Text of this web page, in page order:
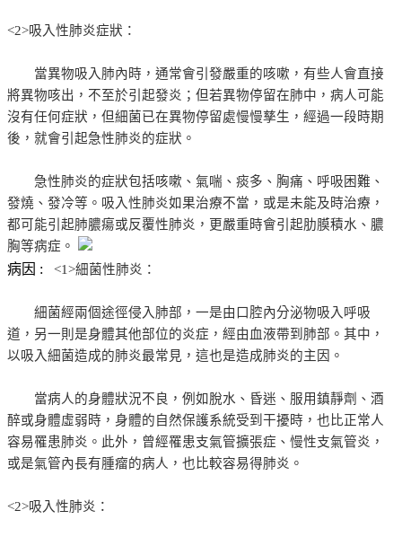
<2>吸入性肺炎症狀：
當異物吸入肺內時，通常會引發嚴重的咳嗽，有些人會直接
將異物咳出，不至於引起發炎；但若異物停留在肺中，病人可能
沒有任何症狀，但細菌已在異物停留處慢慢孳生，經過一段時期
後，就會引起急性肺炎的症狀。
急性肺炎的症狀包括咳嗽、氣喘、痰多、胸痛、呼吸困難、
發燒、發冷等。吸入性肺炎如果治療不當，或是未能及時治療，
都可能引起肺膿瘍或反覆性肺炎，更嚴重時會引起肋膜積水、膿
胸等病症。
病因 : <1>細菌性肺炎：
細菌經兩個途徑侵入肺部，一是由口腔內分泌物吸入呼吸
道，另一則是身體其他部位的炎症，經由血液帶到肺部。其中，
以吸入細菌造成的肺炎最常見，這也是造成肺炎的主因。
當病人的身體狀況不良，例如脫水、昏迷、服用鎮靜劑、酒
醉或身體虛弱時，身體的自然保護系統受到干擾時，也比正常人
容易罹患肺炎。此外，曾經罹患支氣管擴張症、慢性支氣管炎，
或是氣管內長有腫瘤的病人，也比較容易得肺炎。
<2>吸入性肺炎：